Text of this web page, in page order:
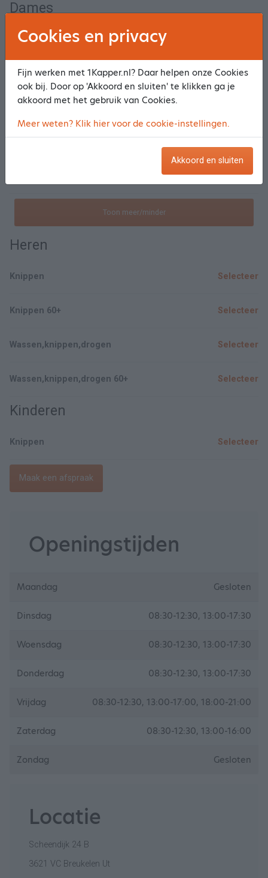
Dames
Knippen
Knippen 60+ Selecteer
Wassen,knippen,drogen
Selecteer
Toon meer/minder
Heren
Knippen Selecteer
Knippen 60+ Selecteer
Wassen,knippen,drogen Selecteer
Wassen,knippen,drogen 60+ Selecteer
Kinderen
Knippen Selecteer
Maak een afspraak
Openingstijden
Maandag Gesloten
Dinsdag 08:30-12:30, 13:00-17:30
Woensdag 08:30-12:30, 13:00-17:30
Donderdag 08:30-12:30, 13:00-17:30
Vrijdag 08:30-12:30, 13:00-17:00, 18:00-21:00
Zaterdag 08:30-12:30, 13:00-16:00
Zondag Gesloten
Locatie
Scheendijk 24 B
3621 VC Breukelen Ut
Cookies en privacy
Fijn werken met 1Kapper.nl? Daar helpen onze Cookies
ook bij. Door op 'Akkoord en sluiten' te klikken ga je
akkoord met het gebruik van Cookies.
Meer weten? Klik hier voor de cookie-instellingen.
Akkoord en sluiten